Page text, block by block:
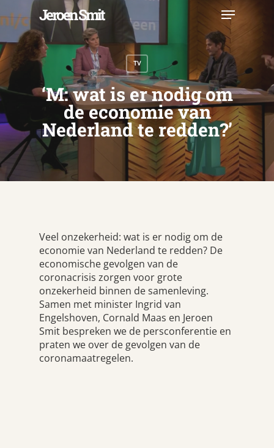
to
main
content
Jeroen Smit Menu
TV
‘M: wat is er nodig om
de economie van
Nederland te redden?’
Veel onzekerheid: wat is er nodig om de
economie van Nederland te redden? De
economische gevolgen van de
coronacrisis zorgen voor grote
onzekerheid binnen de samenleving.
Samen met minister Ingrid van
Engelshoven, Cornald Maas en Jeroen
Smit bespreken we de persconferentie en
praten we over de gevolgen van de
coronamaatregelen.